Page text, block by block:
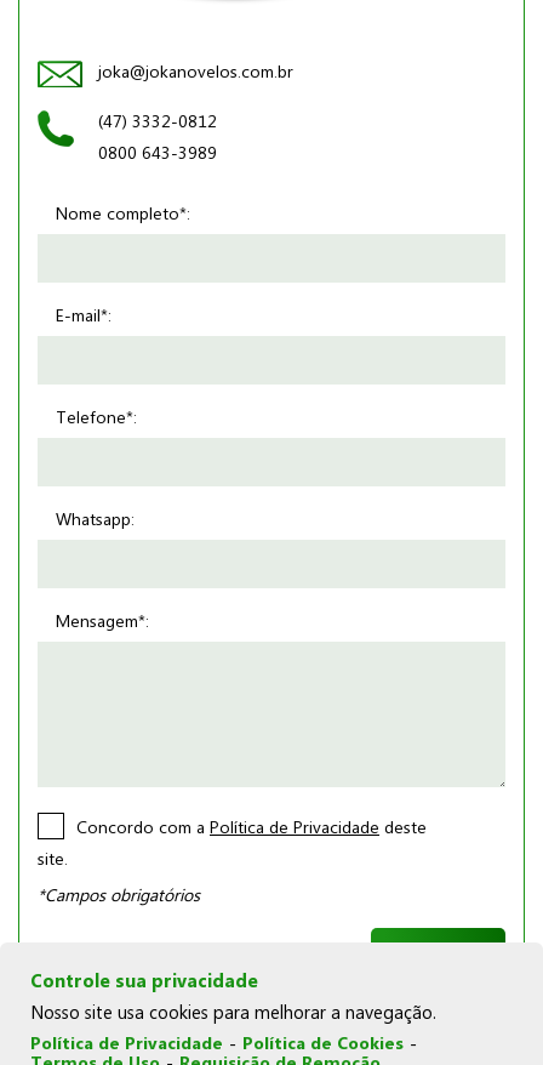
joka@jokanovelos.com.br
(47) 3332-0812
0800 643-3989
Nome completo*:
E-mail*:
Telefone*:
Whatsapp:
Mensagem*:
Concordo com a Política de Privacidade deste
site.
*Campos obrigatórios
Controle sua privacidade
Nosso site usa cookies para melhorar a navegação.
Política de Privacidade - Política de Cookies -